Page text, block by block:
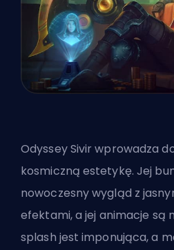
Odyssey Sivir wprowadza
kosmiczną estetykę. Jej
nowoczesny wygląd z
efektami, a jej animacje są
splash jest imponująca, a